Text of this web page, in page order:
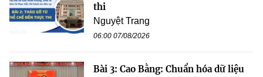
thi
Nguyệt Trang
06:00 07/08/2026
Bài 3: Cao Bằng: Chuẩn hóa dữ liệu